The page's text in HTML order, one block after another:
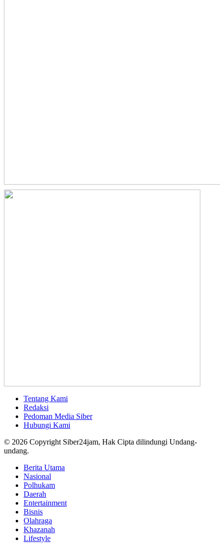
Tentang Kami
Redaksi
Pedoman Media Siber
Hubungi Kami
© 2026 Copyright Siber24jam, Hak Cipta dilindungi Undang-
undang.
Berita Utama
Nasional
Polhukam
Daerah
Entertainment
Bisnis
Olahraga
Khazanah
Lifestyle